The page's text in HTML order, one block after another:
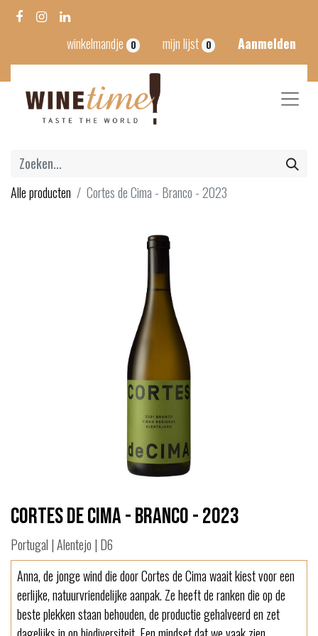
winkelmandje 0 mijn lijst 0 Aanmelden
Alle producten Cortes de Cima - Branco - 2023
Cortes de Cima - Branco - 2023
Portugal | Alentejo | D6
Anna, de jonge wind die door Cortes de Cima waait kiest voor een
eerlijke, natuurvriendelijke aanpak. Ze heeft de ranken die op de
beste plekken staan behouden, de productie gehalveerd en zet